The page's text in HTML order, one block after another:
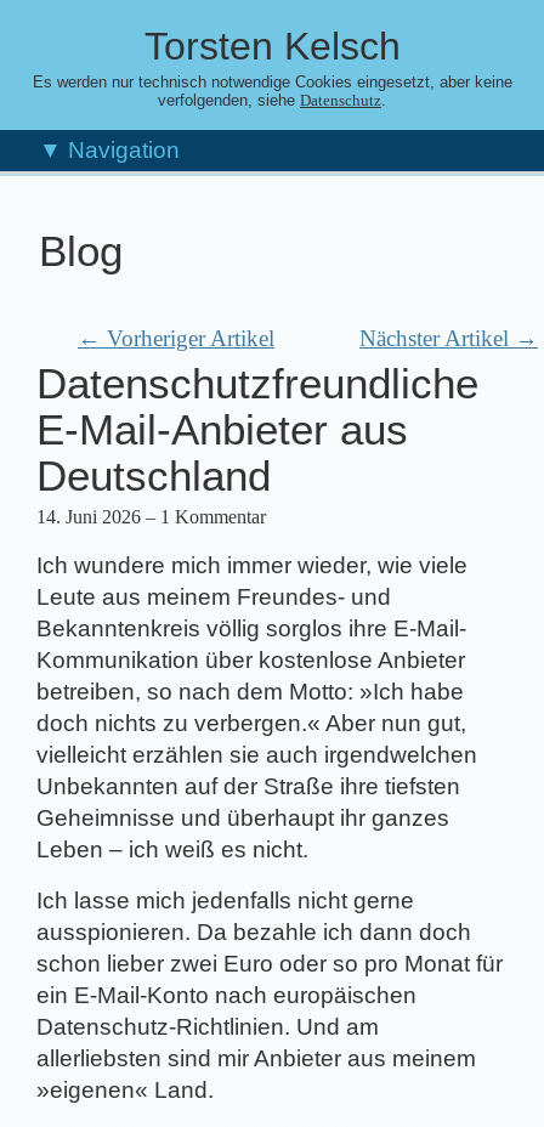
Torsten Kelsch
Es werden nur technisch notwendige Cookies eingesetzt, aber keine
verfolgenden, siehe Datenschutz.
▼ Navigation
Blog
← Vorheriger Artikel Nächster Artikel →
Datenschutzfreundliche
E-Mail-Anbieter aus
Deutschland
14. Juni 2026 – 1 Kommentar
Ich wundere mich immer wieder, wie viele
Leute aus meinem Freundes- und
Bekanntenkreis völlig sorglos ihre E-Mail-
Kommunikation über kostenlose Anbieter
betreiben, so nach dem Motto: »Ich habe
doch nichts zu verbergen.« Aber nun gut,
vielleicht erzählen sie auch irgendwelchen
Unbekannten auf der Straße ihre tiefsten
Geheimnisse und überhaupt ihr ganzes
Leben – ich weiß es nicht.
Ich lasse mich jedenfalls nicht gerne
ausspionieren. Da bezahle ich dann doch
schon lieber zwei Euro oder so pro Monat für
ein E-Mail-Konto nach europäischen
Datenschutz-Richtlinien. Und am
allerliebsten sind mir Anbieter aus meinem
»eigenen« Land.